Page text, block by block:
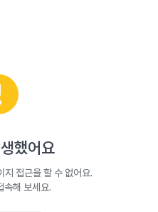
했어요
지 접근을 할 수 없어요.
속해 보세요.